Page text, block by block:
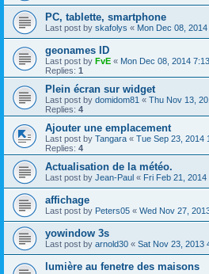
PC, tablette, smartphone
Last post by skafolys « Mon Dec 08,
geonames ID
Last post by FvE « Mon Dec 08, 2014
Replies: 1
Plein écran sur widget
Last post by domidom81 « Thu Nov 13,
Replies: 4
Ajouter une emplacement
Last post by Tangara « Tue Sep 23, 2014
Replies: 4
Actualisation de la météo.
Last post by Jean-Paul « Fri Feb 21, 2014
affichage
Last post by Peters05 « Wed Nov 27,
yowindow 3s
Last post by arnold30 « Sat Nov 23, 2013
lumière au fenetre des maisons